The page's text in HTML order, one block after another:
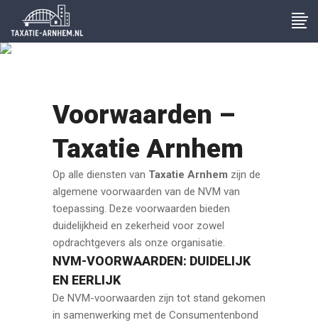
Voorwaarden –
Taxatie Arnhem
Op alle diensten van Taxatie Arnhem zijn de
algemene voorwaarden van de NVM van
toepassing. Deze voorwaarden bieden
duidelijkheid en zekerheid voor zowel
opdrachtgevers als onze organisatie.
NVM-VOORWAARDEN: DUIDELIJK
EN EERLIJK
De NVM-voorwaarden zijn tot stand gekomen
in samenwerking met de Consumentenbond